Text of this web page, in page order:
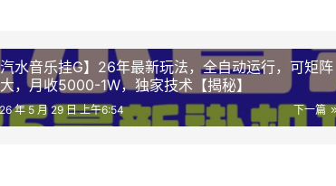
汽水音乐挂G】26年最新玩法，全自动运行，可矩阵
，月收5000-1W，独家技术【揭秘】
下一篇
年 5 月 29 日 上午6:54